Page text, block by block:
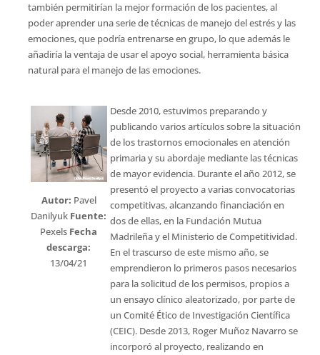
también permitirían la mejor formación de los pacientes, al
poder aprender una serie de técnicas de manejo del estrés y las
emociones, que podría entrenarse en grupo, lo que además le
añadiría la ventaja de usar el apoyo social, herramienta básica
natural para el manejo de las emociones.
Autor: Pavel
Danilyuk Fuente:
Pexels Fecha
descarga:
13/04/21
Desde 2010, estuvimos preparando y
publicando varios artículos sobre la situación
de los trastornos emocionales en atención
primaria y su abordaje mediante las técnicas
de mayor evidencia. Durante el año 2012, se
presentó el proyecto a varias convocatorias
competitivas, alcanzando financiación en
dos de ellas, en la Fundación Mutua
Madrileña y el Ministerio de Competitividad.
En el trascurso de este mismo año, se
emprendieron lo primeros pasos necesarios
para la solicitud de los permisos, propios a
un ensayo clínico aleatorizado, por parte de
un Comité Ético de Investigación Científica
(CEIC). Desde 2013, Roger Muñoz Navarro se
incorporó al proyecto, realizando en